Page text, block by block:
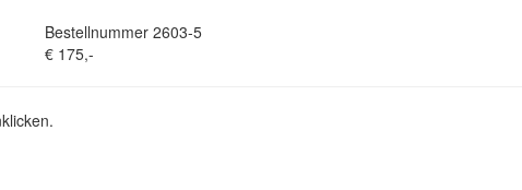
Bestellnummer 2603-5
€ 175,-